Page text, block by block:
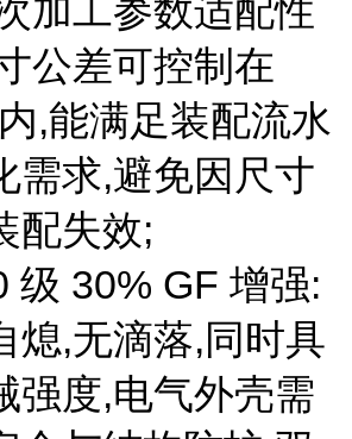
加工参数适配性
公差可控制在
,能满足装配流水
需求,避免因尺寸
配失效;
级 30% GF 增强:
熄,无滴落,同时具
强度,电气外壳需